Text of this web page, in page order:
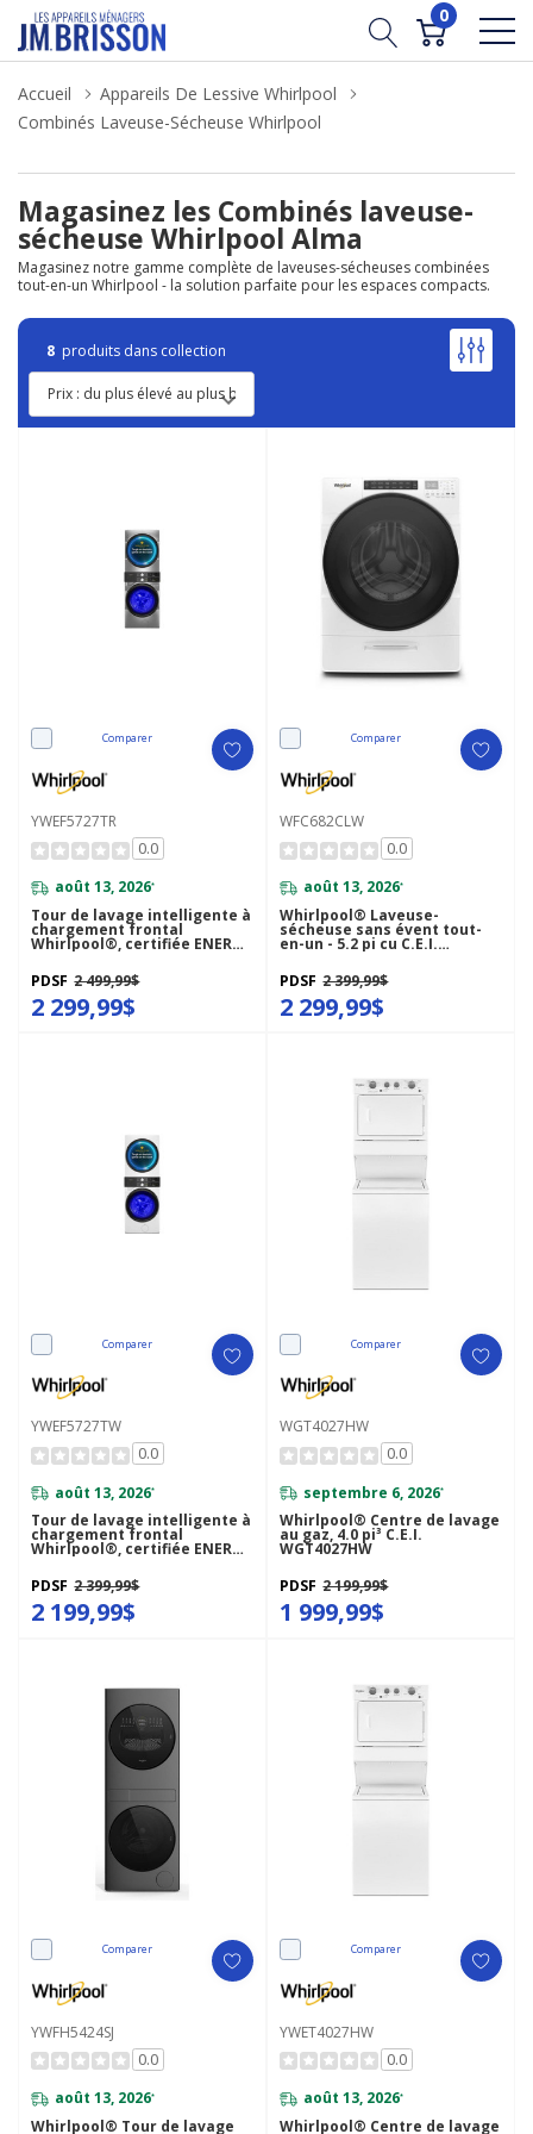
0
Accueil
Appareils De Lessive Whirlpool
Combinés Laveuse-Sécheuse Whirlpool
Magasinez les Combinés laveuse-
sécheuse Whirlpool Alma
Magasinez notre gamme complète de laveuses-sécheuses combinées
tout-en-un Whirlpool - la solution parfaite pour les espaces compacts.
8 produits dans collection
Comparer
YWEF5727TR
0.0
août 13, 2026*
Tour de lavage intelligente à
chargement frontal
Whirlpool®, certifiée ENERGY
STAR® de 5.2 pi cu Sécheuse
de 7.4 pi cu Sécheuse
électrique avec technologie
de nettoyage UV et Système
de ventilation FreshFlow™
PDSF 2 499,99$
2 299,99$
Comparer
WFC682CLW
0.0
août 13, 2026*
Whirlpool® Laveuse-
sécheuse sans évent tout-
en-un - 5.2 pi cu C.E.I.
WFC682CLW
PDSF 2 399,99$
2 299,99$
Comparer
YWEF5727TW
0.0
août 13, 2026*
Tour de lavage intelligente à
chargement frontal
Whirlpool®, certifiée ENERGY
STAR® de 5.2 pi cu Sécheuse
de 7.4 pi cu Sécheuse
électrique avec technologie
de nettoyage UV et Système
de ventilation FreshFlow™
PDSF 2 399,99$
2 199,99$
Comparer
WGT4027HW
0.0
septembre 6, 2026*
Whirlpool® Centre de lavage
au gaz, 4.0 pi³ C.E.I.
WGT4027HW
PDSF 2 199,99$
1 999,99$
Comparer
YWFH5424SJ
0.0
août 13, 2026*
Whirlpool® Tour de lavage
Comparer
YWET4027HW
0.0
août 13, 2026*
Whirlpool® Centre de lavage